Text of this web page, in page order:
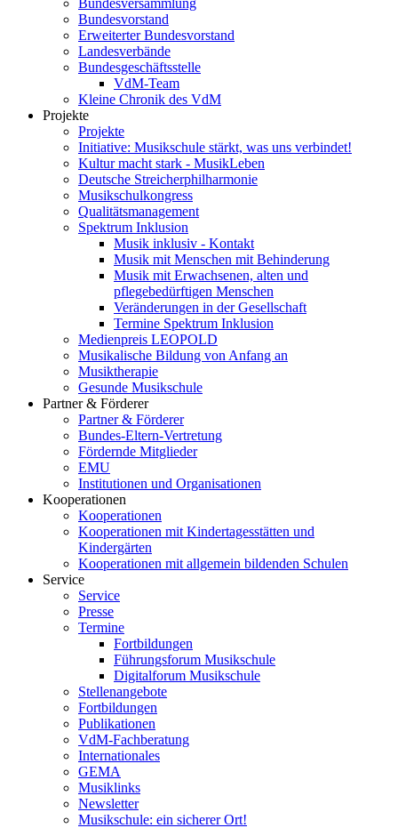
Bundesversammlung
Bundesvorstand
Erweiterter Bundesvorstand
Landesverbände
Bundesgeschäftsstelle
VdM-Team
Kleine Chronik des VdM
Projekte
Projekte
Initiative: Musikschule stärkt, was uns verbindet!
Kultur macht stark - MusikLeben
Deutsche Streicherphilharmonie
Musikschulkongress
Qualitätsmanagement
Spektrum Inklusion
Musik inklusiv - Kontakt
Musik mit Menschen mit Behinderung
Musik mit Erwachsenen, alten und
pflegebedürftigen Menschen
Veränderungen in der Gesellschaft
Termine Spektrum Inklusion
Medienpreis LEOPOLD
Musikalische Bildung von Anfang an
Musiktherapie
Gesunde Musikschule
Partner & Förderer
Partner & Förderer
Bundes-Eltern-Vertretung
Fördernde Mitglieder
EMU
Institutionen und Organisationen
Kooperationen
Kooperationen
Kooperationen mit Kindertagesstätten und
Kindergärten
Kooperationen mit allgemein bildenden Schulen
Service
Service
Presse
Termine
Fortbildungen
Führungsforum Musikschule
Digitalforum Musikschule
Stellenangebote
Fortbildungen
Publikationen
VdM-Fachberatung
Internationales
GEMA
Musiklinks
Newsletter
Musikschule: ein sicherer Ort!